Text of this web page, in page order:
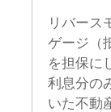
リバース
ゲージ（
を担保に
利息分の
いた不動